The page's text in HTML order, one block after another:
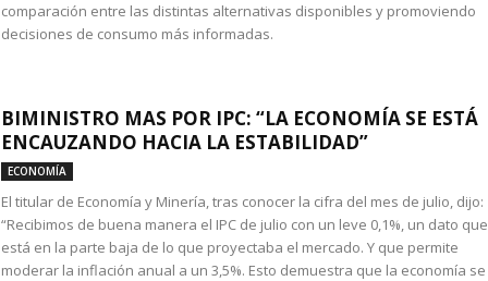
comparación entre las distintas alternativas disponibles y promoviendo
decisiones de consumo más informadas.
BIMINISTRO MAS POR IPC: “LA ECONOMÍA SE ESTÁ
ENCAUZANDO HACIA LA ESTABILIDAD”
ECONOMÍA
El titular de Economía y Minería, tras conocer la cifra del mes de julio, dijo:
“Recibimos de buena manera el IPC de julio con un leve 0,1%, un dato que
está en la parte baja de lo que proyectaba el mercado. Y que permite
moderar la inflación anual a un 3,5%. Esto demuestra que la economía se